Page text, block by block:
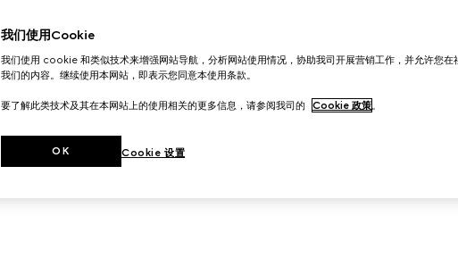
我们使用Cookie
我们使用 cookie 和类似技术来增强网站导航，分析网站使用情况，协助我司开展营销工作，并允许您在
我们的内容。继续使用本网站，即表示您同意本使用条款。
要了解此类技术及其在本网站上的使用相关的更多信息，请参阅我司的 Cookie 政策。
Cookie 设置
OK